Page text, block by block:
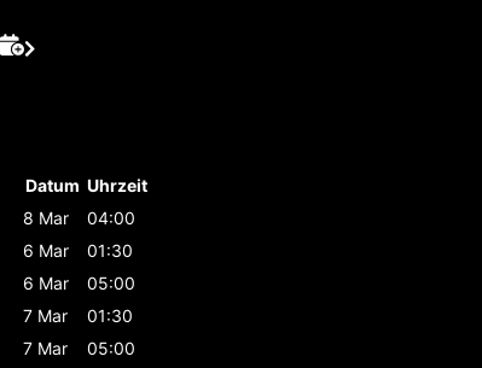
Datum Uhrzeit
8 Mar
04:00
6 Mar
01:30
6 Mar
05:00
7 Mar
01:30
7 Mar
05:00